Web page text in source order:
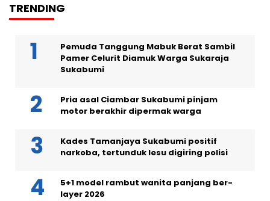
TRENDING
Pemuda Tanggung Mabuk Berat Sambil
Pamer Celurit Diamuk Warga Sukaraja
Sukabumi
Pria asal Ciambar Sukabumi pinjam
motor berakhir dipermak warga
Kades Tamanjaya Sukabumi positif
narkoba, tertunduk lesu digiring polisi
5+1 model rambut wanita panjang ber-
layer 2026